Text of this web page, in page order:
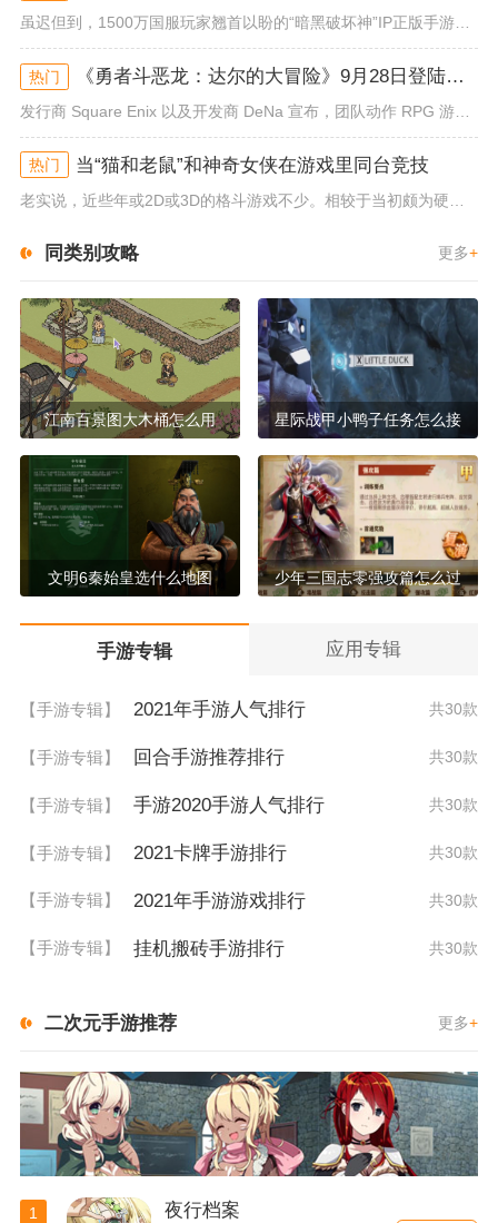
虽迟但到，1500万国服玩家翘首以盼的“暗黑破坏神”IP正版手游《暗黑破坏神：不朽》已于今日全平台上线！动作RPG王者再...
热门 《勇者斗恶龙：达尔的大冒险》9月28日登陆苹果谷歌应用商店
发行商 Square Enix 以及开发商 DeNa 宣布，团队动作 RPG 游戏《勇者斗恶龙：达尔的大冒险 魂之绊》将...
热门 当“猫和老鼠”和神奇女侠在游戏里同台竞技
同类别攻略 更多+
江南百景图大木桶怎么用 星际战甲小鸭子任务怎么接
文明6秦始皇选什么地图 少年三国志零强攻篇怎么过
手游专辑 应用专辑
【手游专辑】 2021年手游人气排行 共30款
【手游专辑】 回合手游推荐排行 共30款
【手游专辑】 手游2020手游人气排行 共30款
【手游专辑】 2021卡牌手游排行 共30款
【手游专辑】 2021年手游游戏排行 共30款
【手游专辑】 挂机搬砖手游排行 共30款
二次元手游推荐 更多+
1 夜行档案